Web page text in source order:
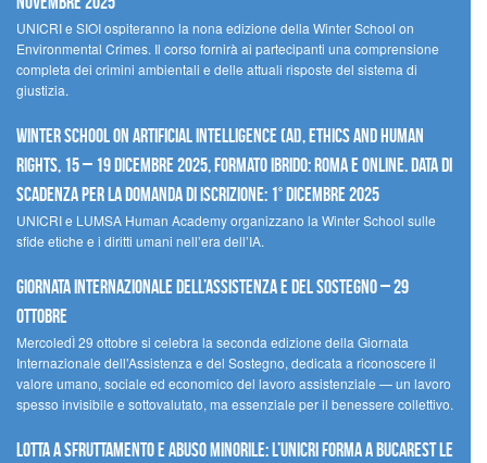
UNICRI e SIOI ospiteranno la nona edizione della Winter School on
Environmental Crimes. Il corso fornirà ai partecipanti una comprensione
completa dei crimini ambientali e delle attuali risposte del sistema di
giustizia.
Winter School on Artificial Intelligence (AI), Ethics and Human
Rights, 15 – 19 dicembre 2025, Formato Ibrido: Roma e online. Data di
scadenza per la domanda di iscrizione: 1° dicembre 2025
UNICRI e LUMSA Human Academy organizzano la Winter School sulle
sfide etiche e i diritti umani nell’era dell’IA.
Giornata internazionale dell’assistenza e del sostegno – 29
ottobre
MercoledÌ 29 ottobre si celebra la seconda edizione della Giornata
Internazionale dell’Assistenza e del Sostegno, dedicata a riconoscere il
valore umano, sociale ed economico del lavoro assistenziale — un lavoro
spesso invisibile e sottovalutato, ma essenziale per il benessere collettivo.
Lotta a sfruttamento e abuso minorile: l’UNICRI forma a Bucarest le